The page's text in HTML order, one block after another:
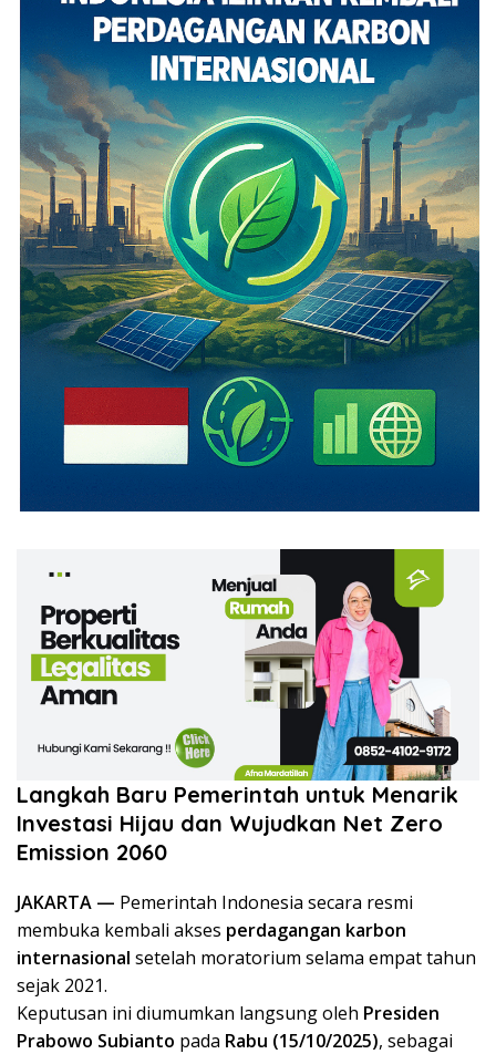
Langkah Baru Pemerintah untuk Menarik
Investasi Hijau dan Wujudkan Net Zero
Emission 2060
JAKARTA — Pemerintah Indonesia secara resmi
membuka kembali akses perdagangan karbon
internasional setelah moratorium selama empat tahun
sejak 2021.
Keputusan ini diumumkan langsung oleh Presiden
Prabowo Subianto pada Rabu (15/10/2025), sebagai